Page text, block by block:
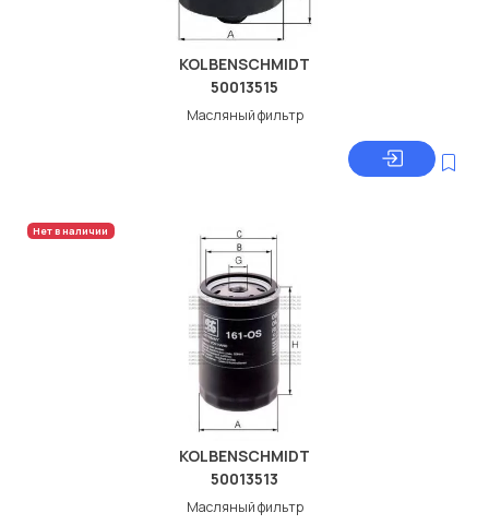
KOLBENSCHMIDT
50013515
Масляный фильтр
Нет в наличии
KOLBENSCHMIDT
50013513
Масляный фильтр